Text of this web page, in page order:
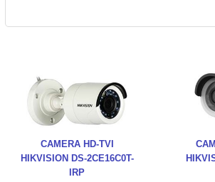
Thông tin Chuông báo
Đóng
CAMERA HD-TVI
HIKVISION DS-2CE16C0T-
IRP
Trang chủ
Sản phẩm
Giới thiệu
Tải về
Điện
©COPYRIGHT